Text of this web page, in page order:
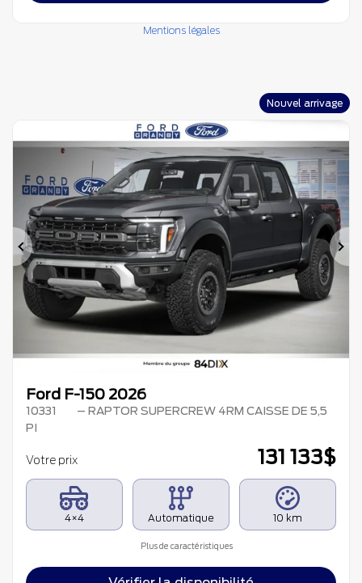
Mentions légales
Nouvel arrivage
Précédent
Ford F-150 2026
10331
– RAPTOR SUPERCREW 4RM CAISSE DE 5,5
PI
Votre prix 131 133$
4×4 Automatique 10 km
Plus de caractéristiques